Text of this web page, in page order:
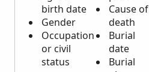
birth date
Gender
Occupation
or civil
status
Cause of
death
Burial
date
Burial